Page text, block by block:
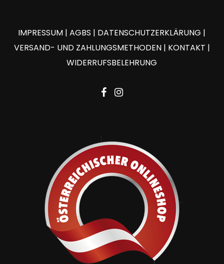
IMPRESSUM |AGBS | DATENSCHUTZERKLÄRUNG |
VERSAND- UND ZAHLUNGSMETHODEN| KONTAKT |
WIDERRUFSBELEHRUNG
facebook
instagram